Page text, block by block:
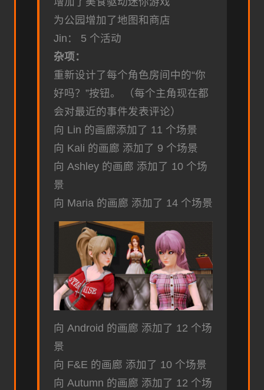
为公园增加了地图和商店
Jin： 5 个活动
杂项：
重新设计了每个角色房间中的“你
好吗？”按钮。 （每个主角现在都
会对最近的事件发表评论）
向 Lin 的画廊添加了 11 个场景
向 Kali 的画廊 添加了 9 个场景
向 Ashley 的画廊 添加了 10 个场
景
向 Maria 的画廊 添加了 14 个场景
向 Android 的画廊 添加了 12 个场
景
向 F&E 的画廊 添加了 10 个场景
向 Autumn 的画廊 添加了 12 个场